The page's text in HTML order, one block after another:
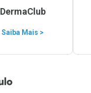
DermaClub
Saiba Mais >